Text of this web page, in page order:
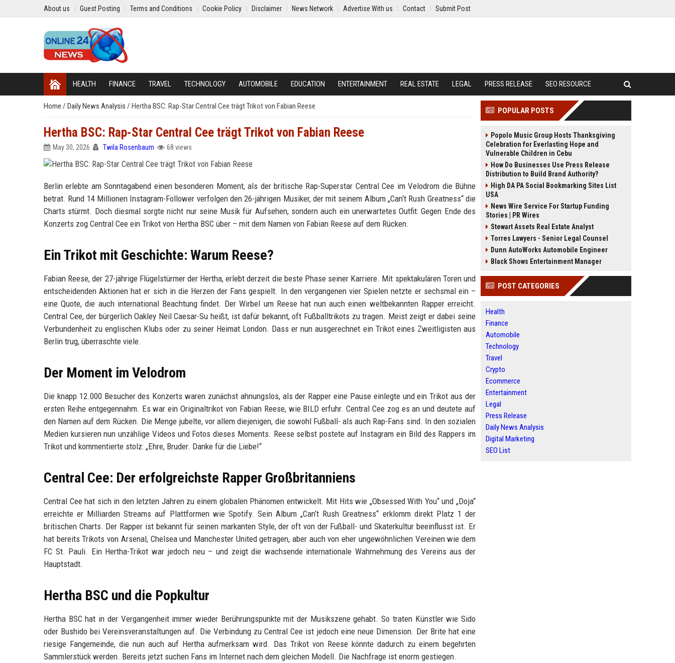
About us Guest Posting Terms and Conditions Cookie Policy Disclaimer News Network Advertise With us Contact Submit Post
HEALTH FINANCE TRAVEL TECHNOLOGY AUTOMOBILE EDUCATION ENTERTAINMENT REAL ESTATE LEGAL PRESS RELEASE SEO RESOURCE
Home / Daily News Analysis / Hertha BSC: Rap-Star Central Cee trägt Trikot von Fabian Reese
Hertha BSC: Rap-Star Central Cee trägt Trikot von Fabian Reese
May 30, 2026 Twila Rosenbaum 68 views
Berlin erlebte am Sonntagabend einen besonderen Moment, als der britische Rap-Superstar Central Cee im Velodrom die Bühne
betrat. Rund 14 Millionen Instagram-Follower verfolgen den 26-jährigen Musiker, der mit seinem Album „Can‘t Rush Greatness“ die
Charts stürmt. Doch diesmal sorgte nicht nur seine Musik für Aufsehen, sondern auch ein unerwartetes Outfit: Gegen Ende des
Konzerts zog Central Cee ein Trikot von Hertha BSC über – mit dem Namen von Fabian Reese auf dem Rücken.
Ein Trikot mit Geschichte: Warum Reese?
Fabian Reese, der 27-jährige Flügelstürmer der Hertha, erlebt derzeit die beste Phase seiner Karriere. Mit spektakulären Toren und
entscheidenden Aktionen hat er sich in die Herzen der Fans gespielt. In den vergangenen vier Spielen netzte er sechsmal ein –
eine Quote, die auch international Beachtung findet. Der Wirbel um Reese hat nun auch einen weltbekannten Rapper erreicht.
Central Cee, der bürgerlich Oakley Neil Caesar-Su heißt, ist dafür bekannt, oft Fußballtrikots zu tragen. Meist zeigt er dabei seine
Verbundenheit zu englischen Klubs oder zu seiner Heimat London. Dass er nun ausgerechnet ein Trikot eines Zweitligisten aus
Berlin trug, überraschte viele.
Der Moment im Velodrom
Die knapp 12.000 Besucher des Konzerts waren zunächst ahnungslos, als der Rapper eine Pause einlegte und ein Trikot aus der
ersten Reihe entgegennahm. Es war ein Originaltrikot von Fabian Reese, wie BILD erfuhr. Central Cee zog es an und deutete auf
den Namen auf dem Rücken. Die Menge jubelte, vor allem diejenigen, die sowohl Fußball- als auch Rap-Fans sind. In den sozialen
Medien kursieren nun unzählige Videos und Fotos dieses Moments. Reese selbst postete auf Instagram ein Bild des Rappers im
Trikot und kommentierte stolz: „Ehre, Bruder. Danke für die Liebe!“
Central Cee: Der erfolgreichste Rapper Großbritanniens
Central Cee hat sich in den letzten Jahren zu einem globalen Phänomen entwickelt. Mit Hits wie „Obsessed With You“ und „Doja“
erreichte er Milliarden Streams auf Plattformen wie Spotify. Sein Album „Can‘t Rush Greatness“ erklomm direkt Platz 1 der
britischen Charts. Der Rapper ist bekannt für seinen markanten Style, der oft von der Fußball- und Skaterkultur beeinflusst ist. Er
hat bereits Trikots von Arsenal, Chelsea und Manchester United getragen, aber auch von eher ungewöhnlichen Vereinen wie dem
FC St. Pauli. Ein Hertha-Trikot war jedoch neu – und zeigt die wachsende internationale Wahrnehmung des Vereins aus der
Hauptstadt.
Hertha BSC und die Popkultur
Hertha BSC hat in der Vergangenheit immer wieder Berührungspunkte mit der Musikszene gehabt. So traten Künstler wie Sido
oder Bushido bei Vereinsveranstaltungen auf. Die Verbindung zu Central Cee ist jedoch eine neue Dimension. Der Brite hat eine
riesige Fangemeinde, die nun auch auf Hertha aufmerksam wird. Das Trikot von Reese könnte dadurch zu einem begehrten
Sammlerstück werden. Bereits jetzt suchen Fans im Internet nach dem gleichen Modell. Die Nachfrage ist enorm gestiegen.
POPULAR POSTS
Popolo Music Group Hosts Thanksgiving
Celebration for Everlasting Hope and
Vulnerable Children in Cebu
How Do Businesses Use Press Release
Distribution to Build Brand Authority?
High DA PA Social Bookmarking Sites List
USA
News Wire Service For Startup Funding
Stories | PR Wires
Stewart Assets Real Estate Analyst
Torres Lawyers - Senior Legal Counsel
Dunn AutoWorks Automobile Engineer
Black Shows Entertainment Manager
POST CATEGORIES
Health
Finance
Automobile
Technology
Travel
Crypto
Ecommerce
Entertainment
Legal
Press Release
Daily News Analysis
Digital Marketing
SEO List